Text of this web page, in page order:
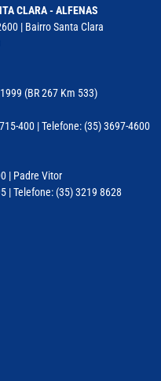
CLARA - ALFENAS
| Bairro Santa Clara
(BR 267 Km 533)
400 | Telefone: (35) 3697-4600
| Padre Vitor
| Telefone: (35) 3219 8628